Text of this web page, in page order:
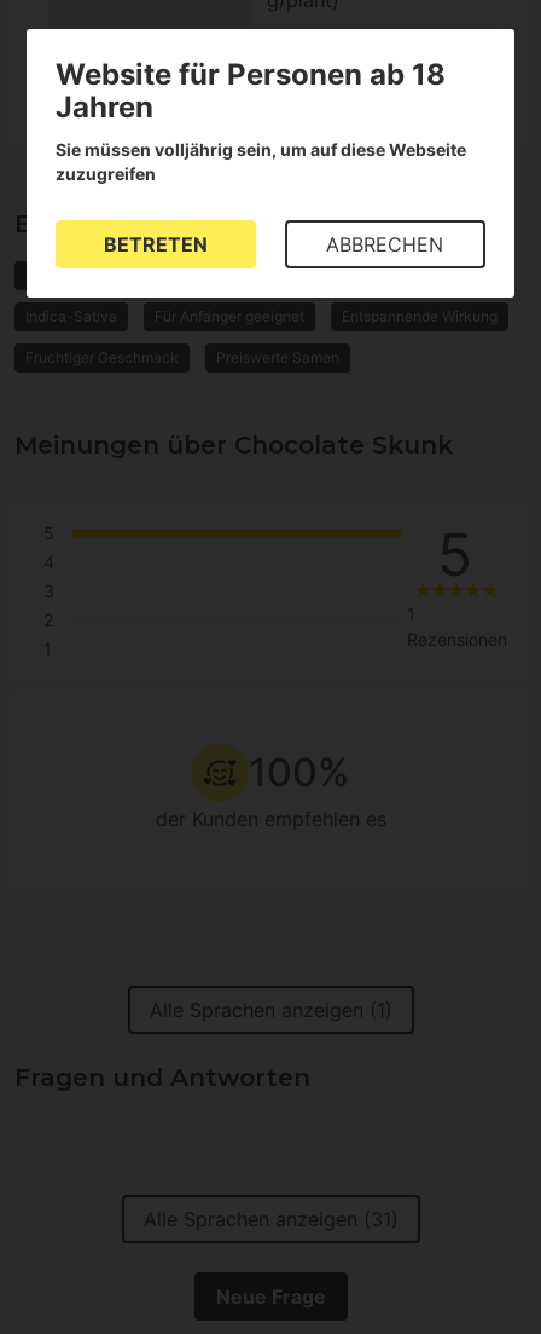
Eigenschaften von Chocolate Skunk
Photoperiodische Samen Skunk Feminisierte Samen
Indica-Sativa Für Anfänger geeignet Entspannende Wirkung
Fruchtiger Geschmack Preiswerte Samen
Meinungen über Chocolate Skunk
5
4
3
2
1
5
1
Rezensionen
100%
der Kunden empfehlen es
Alle Sprachen anzeigen (1)
Fragen und Antworten
Alle Sprachen anzeigen (31)
Neue Frage
Website für Personen ab 18
Jahren
Sie müssen volljährig sein, um auf diese Webseite
zuzugreifen
BETRETEN ABBRECHEN